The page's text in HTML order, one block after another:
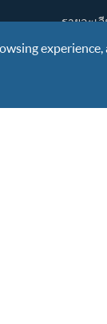
รายละเ
ประกาศ